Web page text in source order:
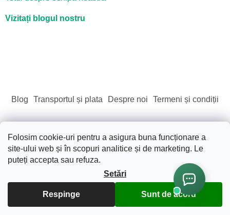
Folosim cookie-uri pentru a asigura buna funcționare a
site-ului web și în scopuri analitice și de marketing. Le
puteți accepta sau refuza.
Setări
Respinge Sunt de acord
Vizitați blogul nostru
Blog Transportul și plata Despre noi Termeni și condiții
Creat de Shoptet
Drepturi de autor 2026Sãnãtate. Frumusete. Natura..
Toate drepturile rezervate.
Editați setările cookie-urilor